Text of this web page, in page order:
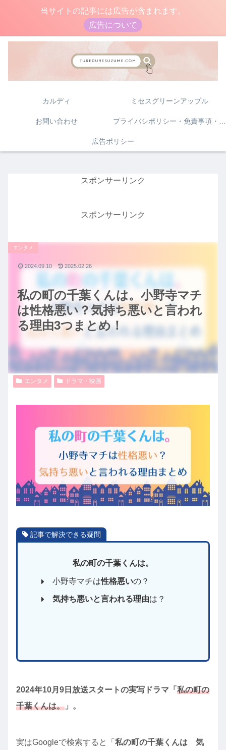
当サイトの記事には広告が含まれます。
広告について
カルディ ミセスグリーンアップル
お問い合わせ
広告ポリシー
スポンサーリンク
スポンサーリンク
私の町の千葉くんは。小野寺マチ
は性格悪い？気持ち悪いと言われ
る理由3つまとめ！
エンタメ
2024.09.10 2025.02.26
エンタメ ドラマ・映画
記事で解決できる疑問
私の町の千葉くんは。
小野寺マチは性格悪いの？
気持ち悪いと言われる理由は？
2024年10月9日放送スタートの実写ドラマ「 私の町の
千葉くんは。 」。
実はGoogleで検索すると「 私の町の千葉くんは 気